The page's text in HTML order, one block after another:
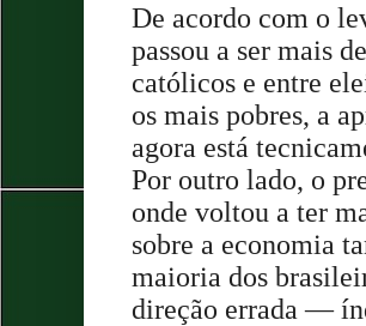
De acordo com o
passou a ser mais
católicos e entre
os mais pobres, a
agora está
Por outro lado, o
onde voltou a ter
sobre a economia
maioria dos
direção errada —